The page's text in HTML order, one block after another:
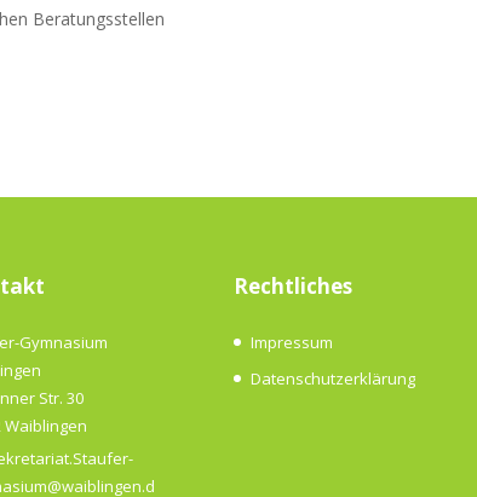
Beratungsstellen
Gymnasium
Str. 30
Waiblingen
Rechtliches
Impressum
Datenschutzerklärung